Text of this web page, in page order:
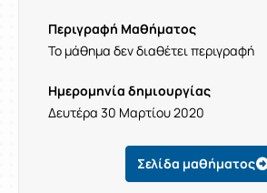
Περιγραφή Μαθήματος
Το μάθημα δεν διαθέτει περιγραφή
Ημερομηνία δημιουργίας
Δευτέρα 30 Μαρτίου 2020
Σελίδα μαθήματος